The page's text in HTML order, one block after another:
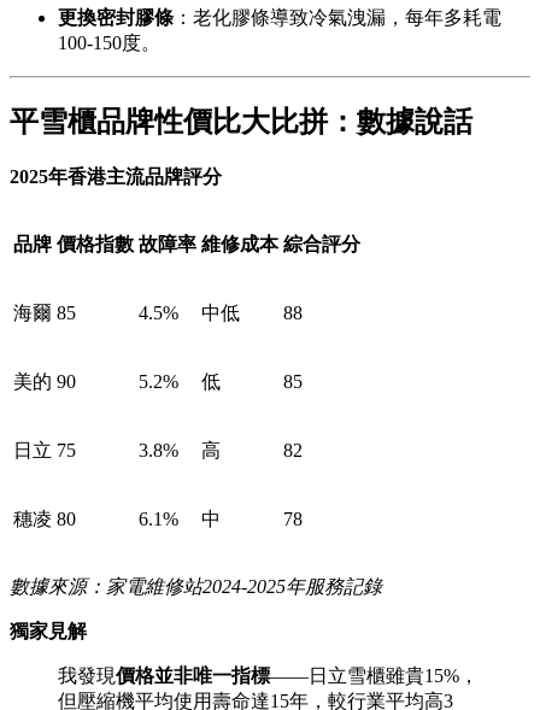
更換密封膠條 ：老化膠條導致冷氣洩漏，每年多耗電
100-150度。
平雪櫃品牌性價比大比拼：數據說話
2025年香港主流品牌評分
品牌 價格指數 故障率 維修成本 綜合評分
海爾 85 4.5% 中低 88
美的 90 5.2% 低 85
日立 75 3.8% 高 82
穗凌 80 6.1% 中 78
數據來源：家電維修站2024-2025年服務記錄
獨家見解
我發現價格並非唯一指標——日立雪櫃雖貴15%，
但壓縮機平均使用壽命達15年，較行業平均高3